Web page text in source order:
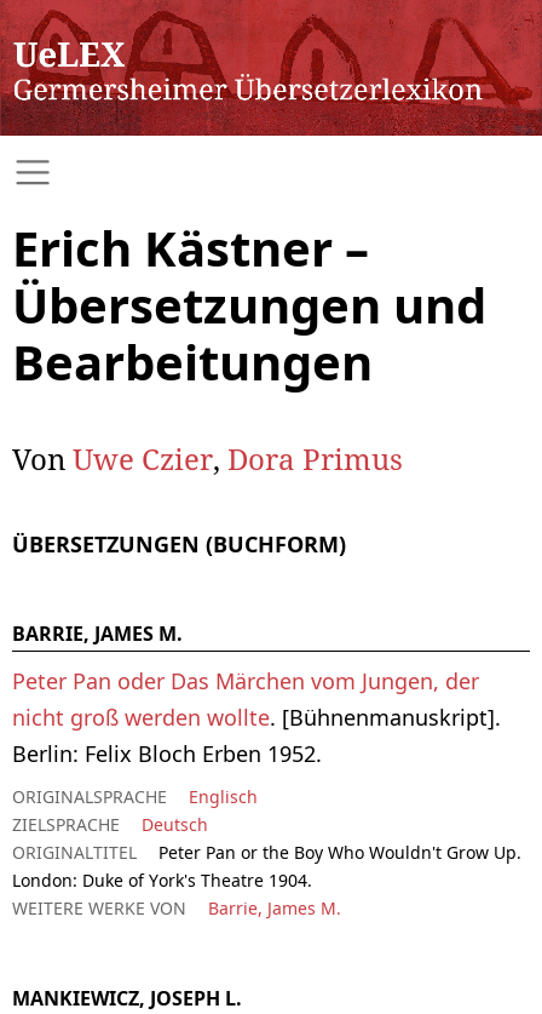
Erich Kästner –
Übersetzungen und
Bearbeitungen
VonUwe Czier, Dora Primus
ÜBERSETZUNGEN (BUCHFORM)
BARRIE, JAMES M.
Peter Pan oder Das Märchen vom Jungen, der
nicht groß werden wollte. [Bühnenmanuskript].
Berlin: Felix Bloch Erben 1952.
ORIGINALSPRACHE
Englisch
ZIELSPRACHE
Deutsch
ORIGINALTITEL
Peter Pan or the Boy Who Wouldn't Grow Up.
London: Duke of York's Theatre 1904.
WEITERE WERKE VON
Barrie, James M.
MANKIEWICZ, JOSEPH L.